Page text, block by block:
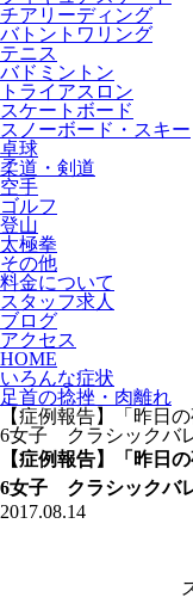
チアリーディング
バトントワリング
テニス
バドミントン
トライアスロン
スケートボード
スノーボード・スキー
卓球
柔道・剣道
空手
ゴルフ
登山
太極拳
その他
料金について
スタッフ求人
ブログ
アクセス
HOME
いろんな症状
足首の捻挫・肉離れ
【症例報告】「昨日
6女子 クラシック
【症例報告】「昨日
6女子 クラシック
2017.08.14